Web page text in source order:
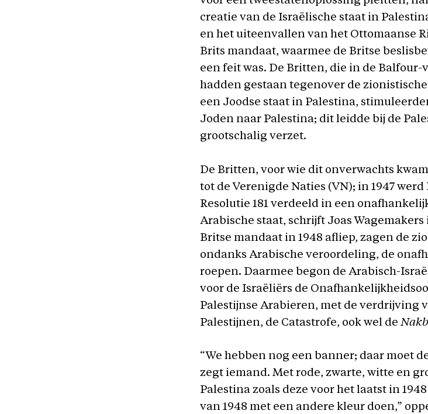
creatie van de Israëlische staat in
en het uiteenvallen van het Ottomaanse
Brits mandaat, waarmee de Britse
een feit was. De Britten, die in de Balfour-
hadden gestaan tegenover de
een Joodse staat in Palestina,
Joden naar Palestina; dit leidde bij de
grootschalig verzet.
De Britten, voor wie dit onverwachts
tot de Verenigde Naties (VN); in 1947
Resolutie 181 verdeeld in een
Arabische staat, schrijft Joas
Britse mandaat in 1948 afliep, zagen de
ondanks Arabische veroordeling, de
roepen. Daarmee begon de Arabisch-
voor de Israëliërs de
Palestijnse Arabieren, met de verdrijving
Palestijnen, de Catastrofe, ook wel de
“We hebben nog een banner; daar moet
zegt iemand. Met rode, zwarte, witte en
Palestina zoals deze voor het laatst in
van 1948 met een andere kleur doen,”